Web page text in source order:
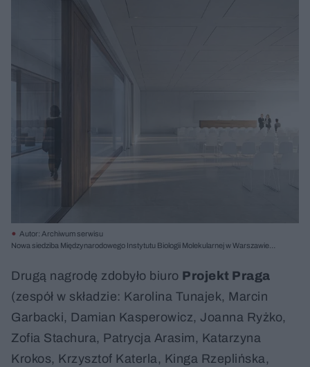
Autor: Archiwum serwisu
Nowa siedziba Międzynarodowego Instytutu Biologii Molekularnej w Warszawie,
Drugą nagrodę zdobyło biuro Projekt Praga
(zespół w składzie: Karolina Tunajek, Marcin
Garbacki, Damian Kasperowicz, Joanna Ryżko,
Zofia Stachura, Patrycja Arasim, Katarzyna
Krokos, Krzysztof Katerla, Kinga Rzeplińska,